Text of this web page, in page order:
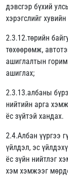
дэвсгэр бүхий
хэрэгслийг
2.3.12.төрийн
төхөөрөмж,
ашиглалтын
ашиглах;
2.3.13.албаны
нийтийн арга
ёс зүйтэй хандах.
2.4.Албан үүргээ
үйлдэл, эс
ёс зүйн нийтлэг
хэм хэмжээг